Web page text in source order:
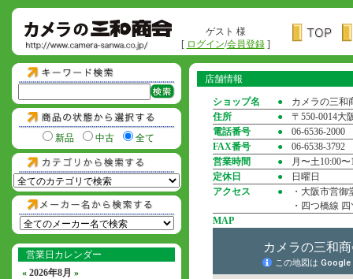
ゲスト 様
[ ログイン/会員登録]
新品 中古 全て
営業日カレンダー
« 2026年8月 »
店舗情報
ショップ名 ●
カメラの三和
住所
●
〒550-0014大
電話番号
●
06-6536-2000
FAX番号
●
06-6538-3792
営業時間
●
月〜土10:00
定休日
●
日曜日
アクセス
●
・大阪市営
・四つ橋線
MAP